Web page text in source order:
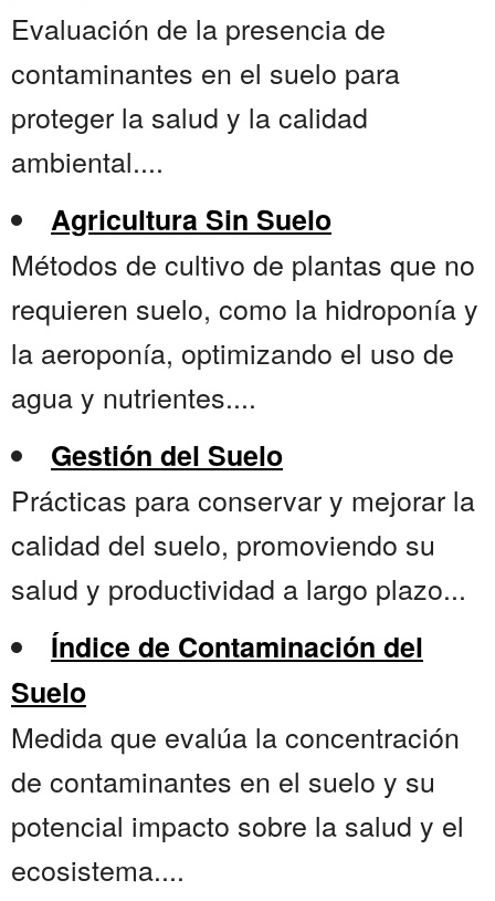
Evaluación de la presencia de
contaminantes en el suelo para
proteger la salud y la calidad
ambiental....
Agricultura Sin Suelo
Métodos de cultivo de plantas que no
requieren suelo, como la hidroponía y
la aeroponía, optimizando el uso de
agua y nutrientes....
Gestión del Suelo
Prácticas para conservar y mejorar la
calidad del suelo, promoviendo su
salud y productividad a largo plazo...
Índice de Contaminación del
Suelo
Medida que evalúa la concentración
de contaminantes en el suelo y su
potencial impacto sobre la salud y el
ecosistema....